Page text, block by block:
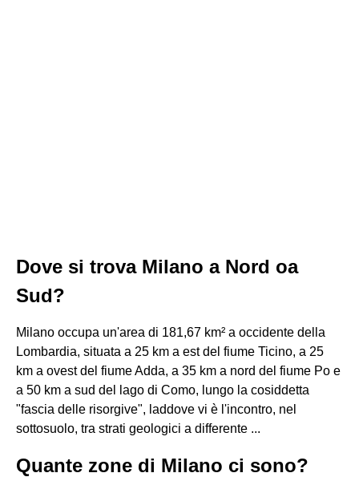
Dove si trova Milano a Nord oa
Sud?
Milano occupa un'area di 181,67 km² a occidente della
Lombardia, situata a 25 km a est del fiume Ticino, a 25
km a ovest del fiume Adda, a 35 km a nord del fiume Po e
a 50 km a sud del lago di Como, lungo la cosiddetta
"fascia delle risorgive", laddove vi è l'incontro, nel
sottosuolo, tra strati geologici a differente ...
Quante zone di Milano ci sono?